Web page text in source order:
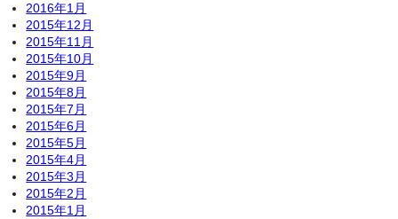
2016年1月
2015年12月
2015年11月
2015年10月
2015年9月
2015年8月
2015年7月
2015年6月
2015年5月
2015年4月
2015年3月
2015年2月
2015年1月